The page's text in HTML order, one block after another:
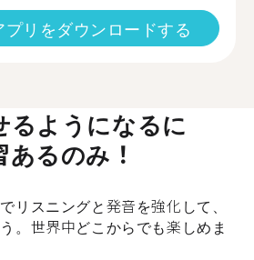
プリをダウンロードする
るようになるに
るのみ！
リスニングと発音を強化して、
。世界中どこからでも楽しめま